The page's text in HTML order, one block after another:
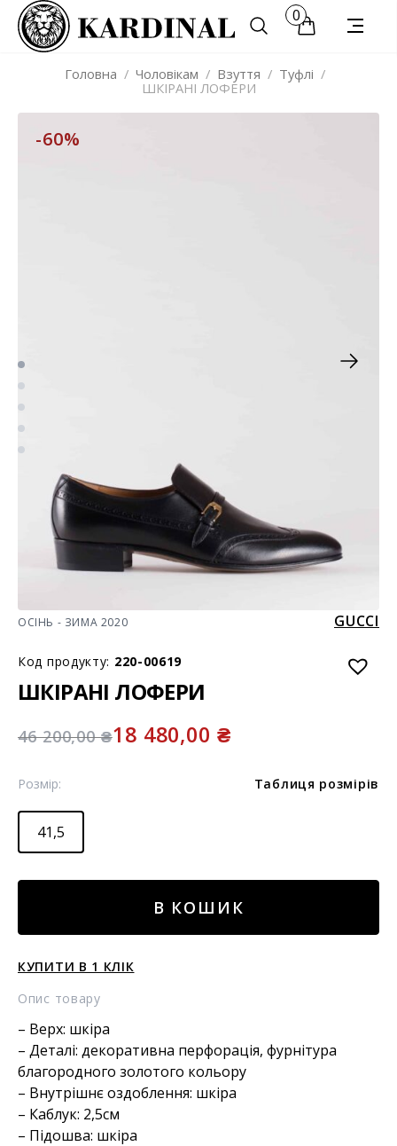
0
Головна / Чоловікам / Взуття / Туфлі /
ШКІРАНІ ЛОФЕРИ
-60%
ОСІНЬ - ЗИМА 2020 GUCCI
Код продукту: 220-00619
ШКІРАНІ ЛОФЕРИ
46 200,00₴18 480,00 ₴
Розмір: Таблиця розмірів
41,5
кількість
В КОШИК
КУПИТИ В 1 КЛІК
Опис товару
– Верх: шкіра
– Деталі: декоративна перфорація, фурнітура
благородного золотого кольору
– Внутрішнє оздоблення: шкіра
– Каблук: 2,5см
– Підошва: шкіра